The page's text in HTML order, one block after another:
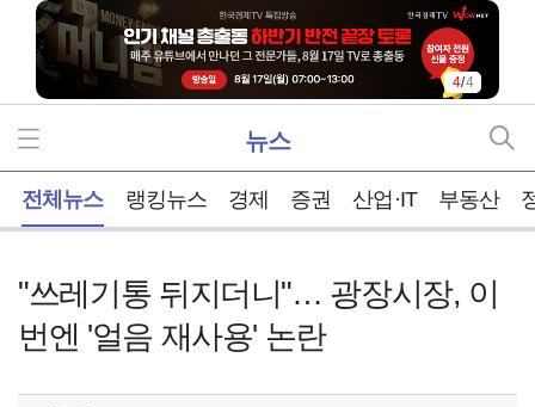
4/4
뉴스
전체뉴스 랭킹뉴스 경제 증권 산업·IT 부동산
"쓰레기통 뒤지더니"… 광장시장, 이
번엔 '얼음 재사용' 논란